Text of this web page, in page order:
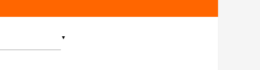
▼